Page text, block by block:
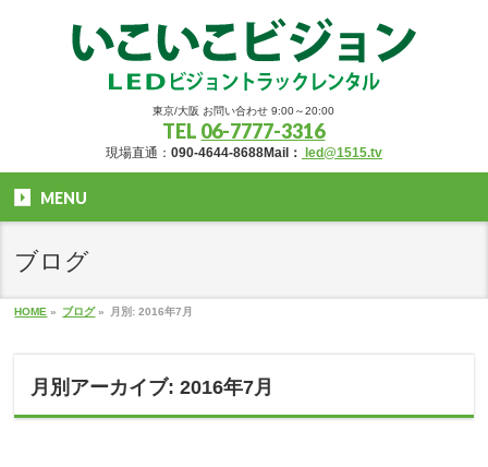
東京/大阪 お問い合わせ 9:00～20:00
TEL 06-7777-3316
現場直通： 090-4644-8688Mail： led@1515.tv
MENU
ブログ
HOME » ブログ» 月別: 2016年7月
月別アーカイブ: 2016年7月